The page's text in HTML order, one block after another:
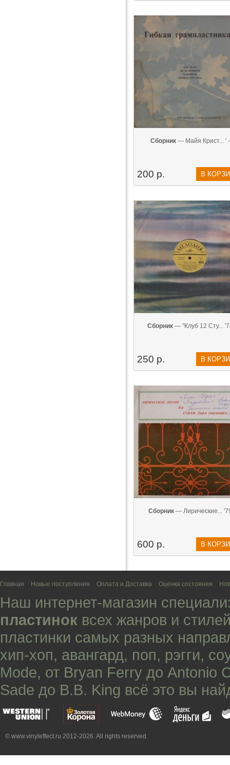
Сборник — Майя Крист... ' -
200 р. В
Сборник — "Клуб 12 Сту...
250 р. В
Сборник — Лирические...
600 р. В
Главная Новые поступления Оплата и Доставка Оценка состояния
Наш интернет-магазин
пластинок всех жанров и
пластинки самых разных
хип-хоп, авангард, поп, рэгги,
Mode, от Bryan Ferry до Antonio
Sade до B.B. King всё это вы
© www.vinyleffect.ru 2012-2026. All rights reserved.